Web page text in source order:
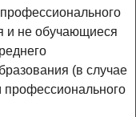
и не обучающиеся
(в случае